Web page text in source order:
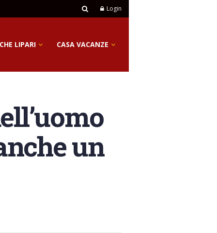
Login
LIPARI CASA VACANZE
un